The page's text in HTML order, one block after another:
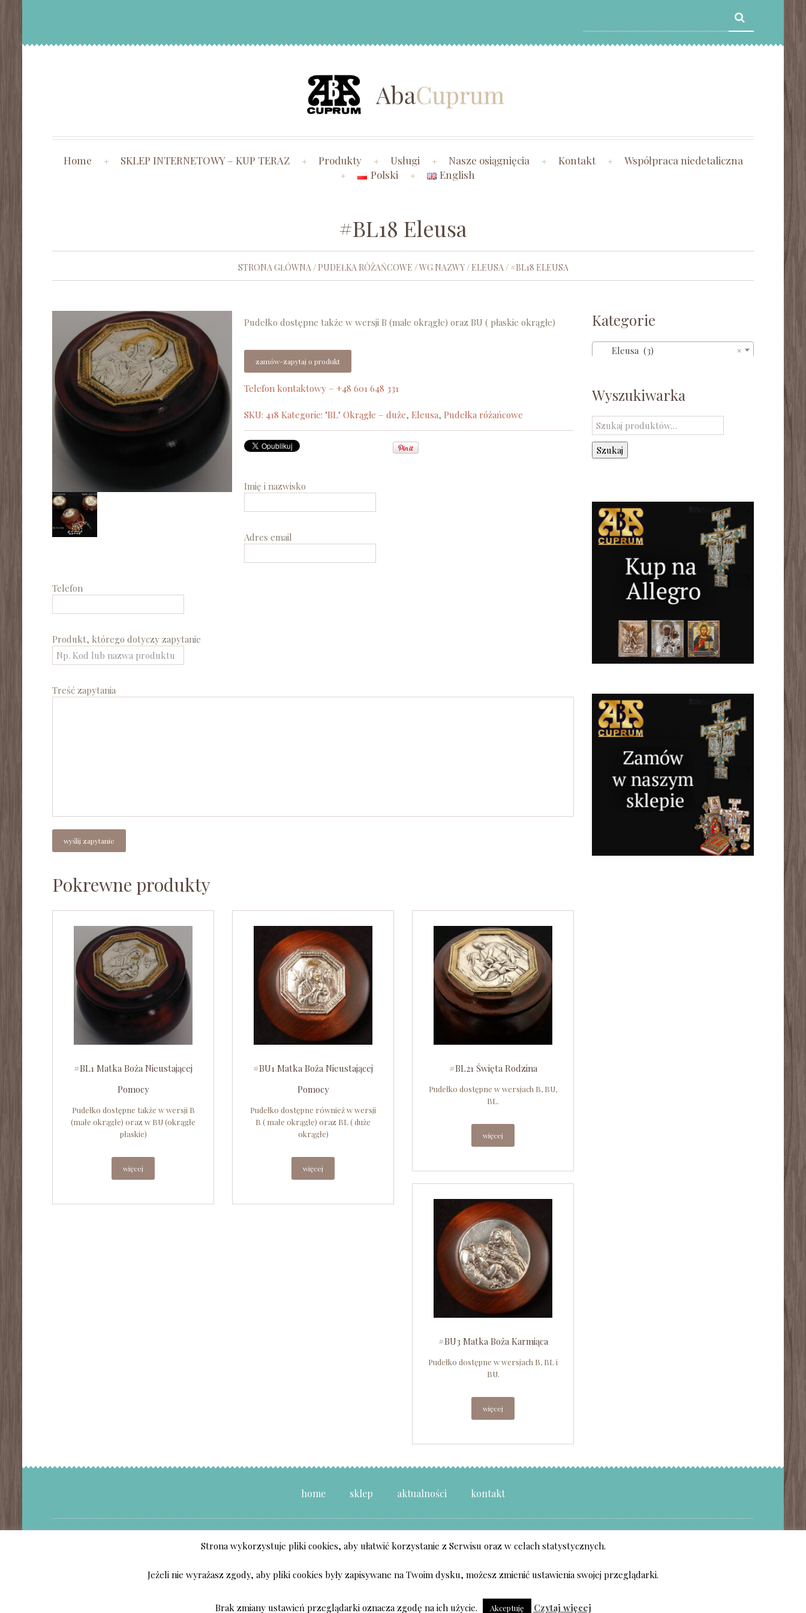
Home SKLEP INTERNETOWY – KUP TERAZ Produkty Usługi Nasze osiągnięcia Kontakt
Współpraca niedetaliczna
Polski
English
#BL18 Eleusa
STRONA GŁÓWNA/ PUDEŁKA RÓŻAŃCOWE /WG NAZWY/ ELEUSA/ #BL18 ELEUSA
Pudełko dostępne także w wersji B (małe okrągłe) oraz BU ( płaskie okrągłe)
zamów-zapytaj o produkt
Telefon kontaktowy – +48 601 648 331
SKU: 418 Kategorie: "BL" Okrągłe – duże, Eleusa, Pudełka różańcowe
Imię i nazwisko
Adres email
Telefon
Produkt, którego dotyczy zapytanie
Treść zapytania
Pokrewne produkty
#BL1 Matka Boża Nieustającej
Pomocy
Pudełko dostępne także w wersji B
(małe okrągłe) oraz w BU (okrągłe
płaskie)
więcej
#BU1 Matka Boża Nieustającej
Pomocy
Pudełko dostępne również w wersji
B ( małe okrągłe) oraz BL ( duże
okrągłe)
więcej
#BL21 Święta Rodzina
Pudełko dostępne w wersjach B, BU,
BL.
więcej
#BU3 Matka Boża Karmiąca
Pudełko dostępne w wersjach B, BL i
BU.
więcej
Kategorie
×
Eleusa (3)
Wyszukiwarka
Szukaj:
Szukaj
home sklep aktualności kontakt
Strona wykorzystuje pliki cookies, aby ułatwić korzystanie z Serwisu oraz w celach statystycznych.
Jeżeli nie wyrażasz zgody, aby pliki cookies były zapisywane na Twoim dysku, możesz zmienić ustawienia swojej przeglądarki.
Brak zmiany ustawień przeglądarki oznacza zgodę na ich użycie. Akceptuję Czytaj więcej